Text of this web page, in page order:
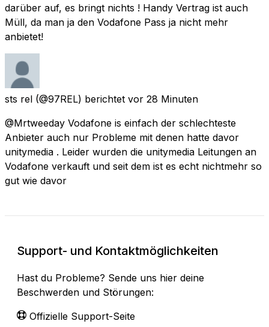
darüber auf, es bringt nichts ! Handy Vertrag ist auch
Müll, da man ja den Vodafone Pass ja nicht mehr
anbietet!
sts rel (@97REL) berichtet vor 28 Minuten
@Mrtweeday Vodafone is einfach der schlechteste
Anbieter auch nur Probleme mit denen hatte davor
unitymedia . Leider wurden die unitymedia Leitungen an
Vodafone verkauft und seit dem ist es echt nichtmehr so
gut wie davor
Support- und Kontaktmöglichkeiten
Hast du Probleme? Sende uns hier deine
Beschwerden und Störungen:
Offizielle Support-Seite